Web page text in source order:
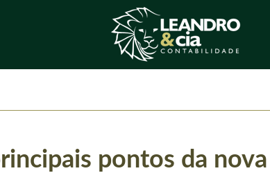
pontos da